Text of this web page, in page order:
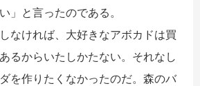
」と言ったのである。
なければ、大好きなアボカドは買
るからいたしかたない。それなし
を作りたくなかったのだ。森のバ